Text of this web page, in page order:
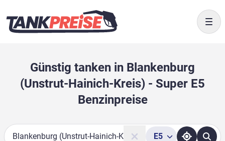
Günstig tanken in Blankenburg
(Unstrut-Hainich-Kreis) - Super E5
Benzinpreise
E5